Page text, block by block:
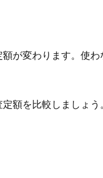
が変わります。使
額を比較しましょう。